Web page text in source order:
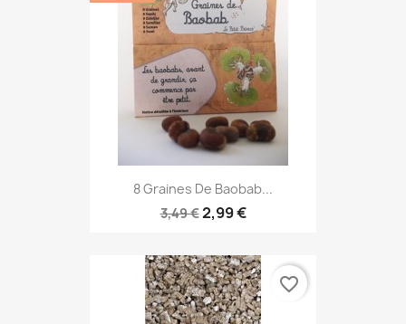
8 Graines De Baobab...
3,49 €2,99 €
favorite_border